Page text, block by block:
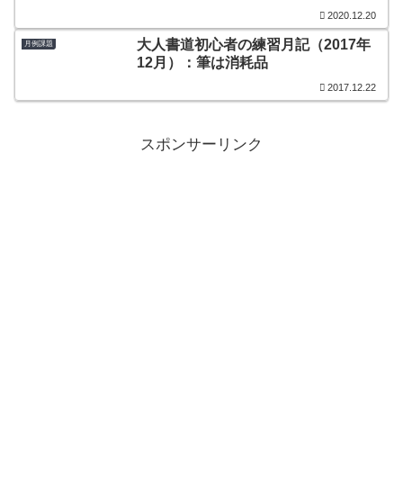
2020.12.20
月例課題
大人書道初心者の練習月記（2017年
12月）：筆は消耗品
2017.12.22
スポンサーリンク